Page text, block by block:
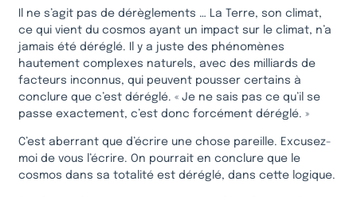
Il ne s’agit pas de dérèglements … La Terre, son climat,
ce qui vient du cosmos ayant un impact sur le climat, n’a
jamais été déréglé. Il y a juste des phénomènes
hautement complexes naturels, avec des milliards de
facteurs inconnus, qui peuvent pousser certains à
conclure que c’est déréglé. « Je ne sais pas ce qu’il se
passe exactement, c’est donc forcément déréglé. »
C’est aberrant que d’écrire une chose pareille. Excusez-
moi de vous l’écrire. On pourrait en conclure que le
cosmos dans sa totalité est déréglé, dans cette logique.